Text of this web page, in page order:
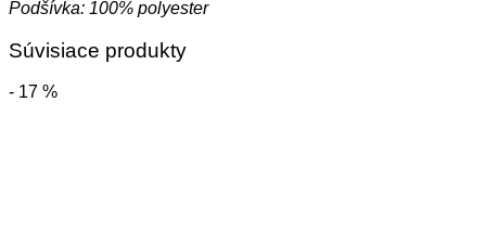
Podšívka: 100% polyester
Súvisiace produkty
- 17 %